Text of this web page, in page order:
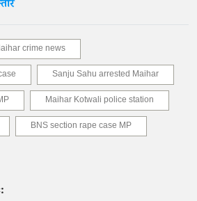
crime news
Sanju Sahu arrested Maihar
Maihar Kotwali police station
BNS section rape case MP